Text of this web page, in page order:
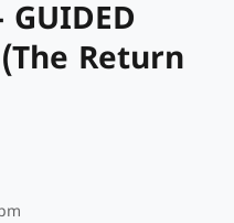
GUIDED
Return